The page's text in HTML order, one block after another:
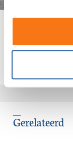
Klik hier,
Gerelateerd